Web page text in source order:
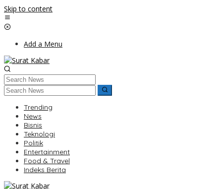
Skip to content
Add a Menu
Trending
News
Bisnis
Teknologi
Politik
Entertainment
Food & Travel
Indeks Berita